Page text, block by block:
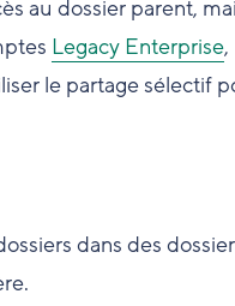
au dossier parent,
Legacy Enterprise,
le partage sélectif
dans des